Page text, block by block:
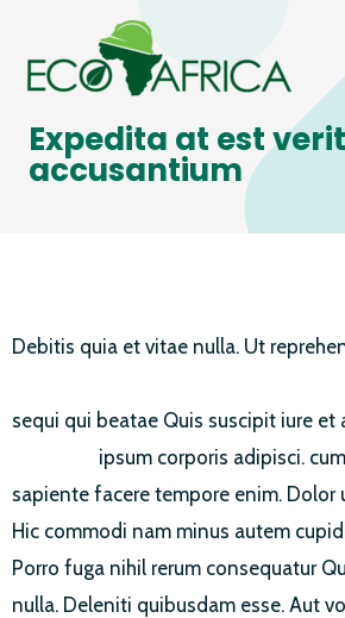
content
Expedita at est
accusantium
Debitis quia et vitae nulla. Ut
sequi qui beatae Quis suscipit iure et
ipsum corporis adipisci.
sapiente facere tempore enim. Dolor
Hic commodi nam minus autem
Porro fuga nihil rerum consequatur
nulla. Deleniti quibusdam esse. Aut